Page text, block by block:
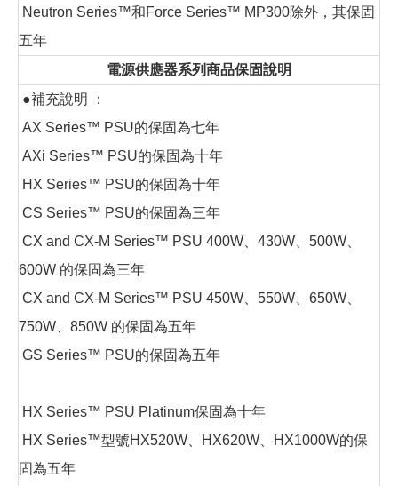
Neutron Series™和Force Series™ MP300除外，其保固
五年
電源供應器系列商品保固說明
●補充說明 ：
AX Series™ PSU的保固為七年
AXi Series™ PSU的保固為十年
HX Series™ PSU的保固為十年
CS Series™ PSU的保固為三年
CX and CX-M Series™ PSU 400W、430W、500W、
600W 的保固為三年
CX and CX-M Series™ PSU 450W、550W、650W、
750W、850W 的保固為五年
GS Series™ PSU的保固為五年
HX Series™ PSU Platinum保固為十年
HX Series™型號HX520W、HX620W、HX1000W的保
固為五年